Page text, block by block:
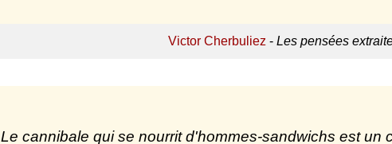
Victor Cherbuliez - Les pensées
Le cannibale qui se nourrit d'hommes-sandwichs est un